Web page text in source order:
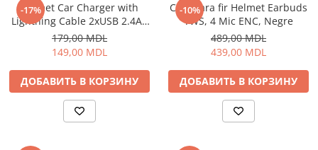
-17%
Helmet Car Charger with
Lightning Cable 2xUSB 2.4A ,
Silver
179,00 MDL
149,00 MDL
ДОБАВИТЬ В КОРЗИНУ
-10%
Casti fara fir Helmet Earbuds
TWS, 4 Mic ENC, Negre
489,00 MDL
439,00 MDL
ДОБАВИТЬ В КОРЗИНУ